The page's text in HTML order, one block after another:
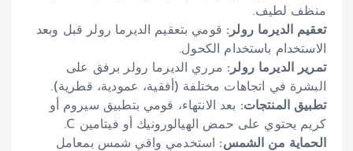
منظف لطيف.
تعقيم الديرما رولر: قومي بتعقيم الديرما رولر قبل وبعد
الاستخدام باستخدام الكحول.
تمرير الديرما رولر: مرري الديرما رولر برفق على
البشرة في اتجاهات مختلفة (أفقية، عمودية، قطرية).
تطبيق المنتجات:بعد الانتهاء، قومي بتطبيق سيروم أو
كريم يحتوي على حمض الهيالورونيك أو فيتامين C.
الحماية من الشمس:استخدمي واقي شمس بمعامل